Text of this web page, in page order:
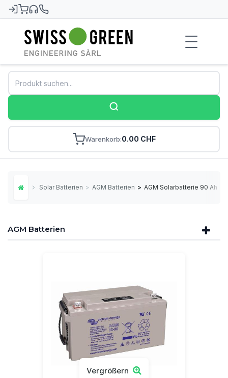
Swiss-Green
Warenkorb 0.00 CHF
Home Solar Batterien > AGM Batterien > AGM Solarbatterie 90 Ah
AGM Batterien
Vergrößern